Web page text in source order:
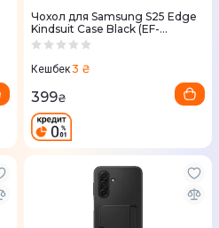
Чохол для Samsung S25 Edge
Kindsuit Case Black (EF-
VS937PBEGWW)
Кешбек3 ₴
399₴